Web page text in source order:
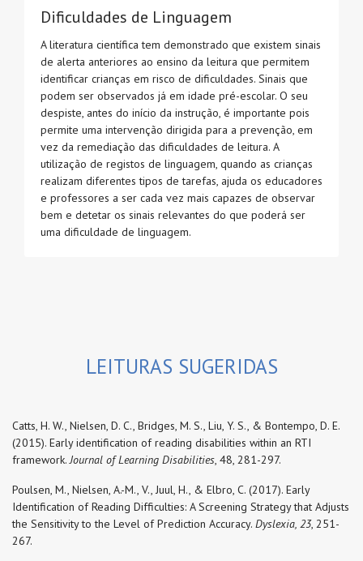
Dificuldades de Linguagem
A literatura científica tem demonstrado que existem sinais
de alerta anteriores ao ensino da leitura que permitem
identificar crianças em risco de dificuldades. Sinais que
podem ser observados já em idade pré-escolar. O seu
despiste, antes do início da instrução, é importante pois
permite uma intervenção dirigida para a prevenção, em
vez da remediação das dificuldades de leitura. A
utilização de registos de linguagem, quando as crianças
realizam diferentes tipos de tarefas, ajuda os educadores
e professores a ser cada vez mais capazes de observar
bem e detetar os sinais relevantes do que poderá ser
uma dificuldade de linguagem.
LEITURAS SUGERIDAS
Catts, H. W., Nielsen, D. C., Bridges, M. S., Liu, Y. S., & Bontempo, D. E.
(2015). Early identification of reading disabilities within an RTI
framework.Journal of Learning Disabilities, 48, 281-297.
Poulsen, M., Nielsen, A.-M., V., Juul, H., & Elbro, C. (2017). Early
Identification of Reading Difficulties: A Screening Strategy that Adjusts
the Sensitivity to the Level of Prediction Accuracy. Dyslexia, 23, 251-
267.